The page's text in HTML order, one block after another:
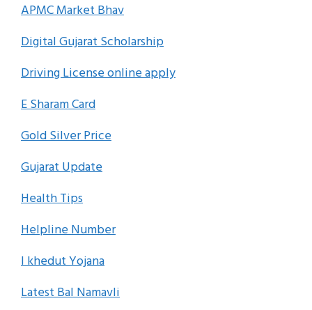
APMC Market Bhav
Digital Gujarat Scholarship
Driving License online apply
E Sharam Card
Gold Silver Price
Gujarat Update
Health Tips
Helpline Number
I khedut Yojana
Latest Bal Namavli